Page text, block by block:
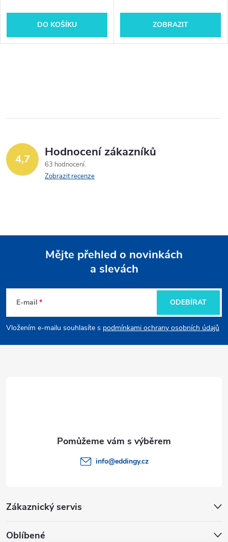
DO KOŠÍKU ZOBRAZIT
4,7 Hodnocení zákazníků
63 hodnocení
Zobrazit recenze
p
Mějte přehled o novinkách
a slevách
E-mail
Vložením e-mailu souhlasíte s podmínkami ochrany osobních údajů
ODEBÍRAT
Zákaznický servis
Oblíbené
info@eddingy.cz